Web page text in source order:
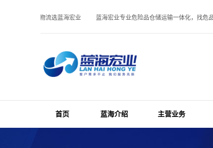
危品仓储物流选蓝海宏业 蓝海宏业专业危险品仓储运输一体化，找危品
首页 蓝海介绍 主营业务